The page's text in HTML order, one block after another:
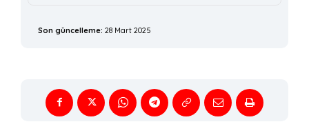
Son güncelleme: 28 Mart 2025